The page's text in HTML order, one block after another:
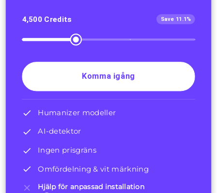
4,500 Credits Save 11.1%
Komma igång
Humanizer modeller
AI-detektor
Ingen prisgräns
Omfördelning & vit märkning
Hjälp för anpassad installation